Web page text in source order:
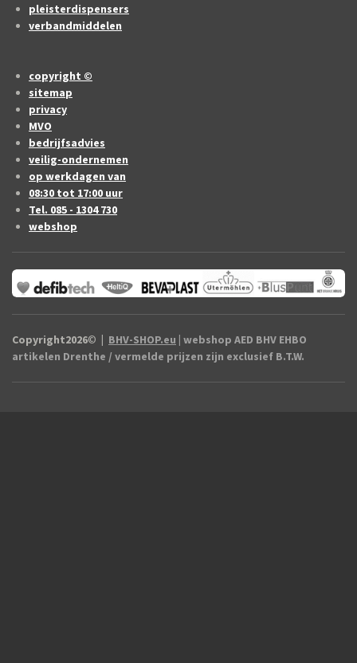
pleisterdispensers
verbandmiddelen
copyright ©
sitemap
privacy
MVO
bedrijfsadvies
veilig-ondernemen
op werkdagen van
08:30 tot 17:00 uur
Tel. 085 - 1304 730
webshop
Copyright2026© | BHV-SHOP.eu | webshop AED BHV EHBO
artikelen Drenthe / vermelde prijzen zijn exclusief B.T.W.